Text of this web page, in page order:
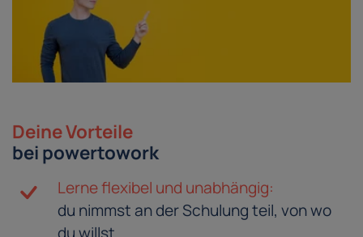
Deine Vorteile
bei powertowork
Lerne flexibel und unabhängig:
du nimmst an der Schulung teil, von wo